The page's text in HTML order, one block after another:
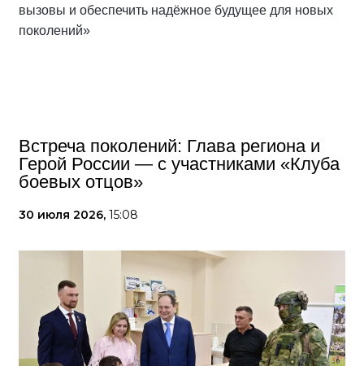
вызовы и обеспечить надёжное будущее для новых
поколений»
Встреча поколений: Глава региона и
Герой России — с участниками «Клуба
боевых отцов»
30 июля 2026, 15:08